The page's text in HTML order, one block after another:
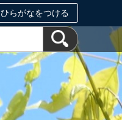
ひらがなをつける